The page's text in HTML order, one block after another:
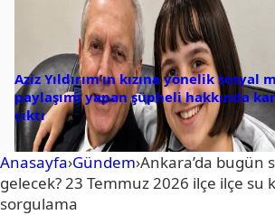
Aziz Yıldırım’ın kızına yönelik sosyal
paylaşımı yapan şüpheli hakkında
çıktı
Anasayfa›Gündem›Ankara’da bugün
gelecek? 23 Temmuz 2026 ilçe ilçe su
sorgulama